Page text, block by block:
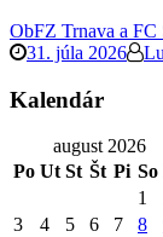
ObFZ Trnava a FC
31. júla 2026
Kalendár
august 2026
Po Ut St Št Pi So
1
3
4 5 6 7 8